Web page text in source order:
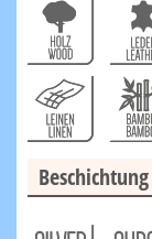
Beschichtung